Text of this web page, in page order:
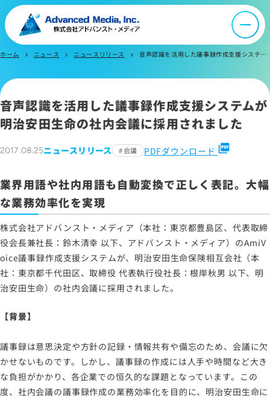
オウンドメディア
ニュース
IR情報
お問い合わせ
サイトマップ
サイトのご利用について
ソーシャルメディアポリシー
プライバシーポリシー
労働者派遣事業に関わる情報
メールマガジン
ホーム chevron_right ニュース chevron_right ニュースリリース chevron_right 音声認識を活用した議事録作成支援システムが 明治安田生命の社内会議に採用されました
音声認識を活用した議事録作成支援システムが
明治安田生命の社内会議に採用されました
2017.08.25ニュースリリース 会議 PDFダウンロード picture_as_pdf
業界用語や社内用語も自動変換で正しく表記。大幅
な業務効率化を実現
株式会社アドバンスト・メディア（本社：東京都豊島区、代表取締
役会長兼社長：鈴木清幸 以下、アドバンスト・メディア）のAmiV
oice議事録作成支援システムが、明治安田生命保険相互会社（本
社：東京都千代田区、取締役 代表執行役社長：根岸秋男 以下、明
治安田生命）の社内会議に採用されました。
【背景】
議事録は意思決定や方針の記録・情報共有や備忘のため、会議に欠
かせないものです。しかし、議事録の作成には人手や時間など大き
な負担がかかり、各企業での恒久的な課題となっています。この
度、社内会議の議事録作成の業務効率化を目的に、明治安田生命に